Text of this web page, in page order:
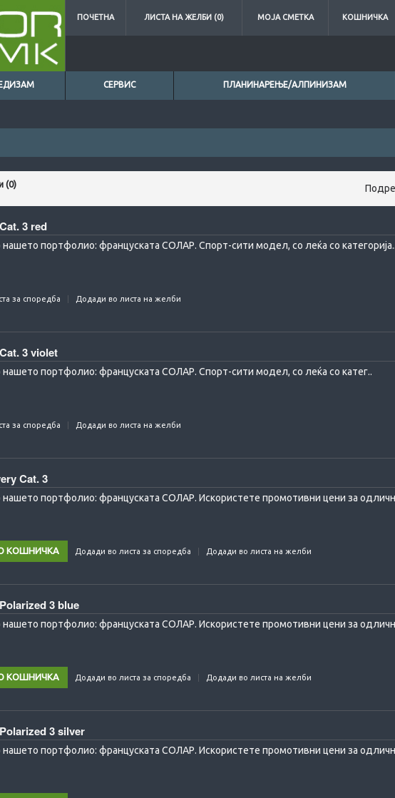
ПОЧЕТНА ЛИСТА НА ЖЕЛБИ (0) МОЈА СМЕТКА КОШНИЧКА
СЕРВИС ПЛАНИНАРЕЊЕ/АЛПИНИЗАМ
(0)
Додади во листа на желби
за споредба
3 red
портфолио: француската СОЛАР. Спорт-сити модел, со леќа со категорија..
Додади во листа на желби
за споредба
3 violet
портфолио: француската СОЛАР. Спорт-сити модел, со леќа со катег..
Додади во листа на желби
Додади во листа за споредба
Cat. 3
портфолио: француската СОЛАР. Искористете промотивни цени за
Додади во листа на желби
Додади во листа за споредба
3 blue
портфолио: француската СОЛАР. Искористете промотивни цени за
3 silver
портфолио: француската СОЛАР. Искористете промотивни цени за